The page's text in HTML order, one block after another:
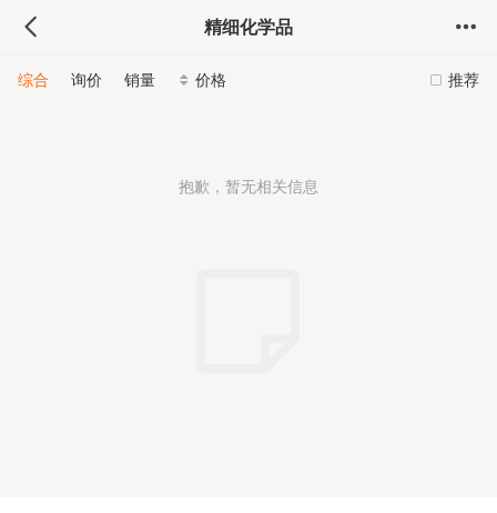
精细化学品
推荐
综合 询价 销量 价格
抱歉，暂无相关信息